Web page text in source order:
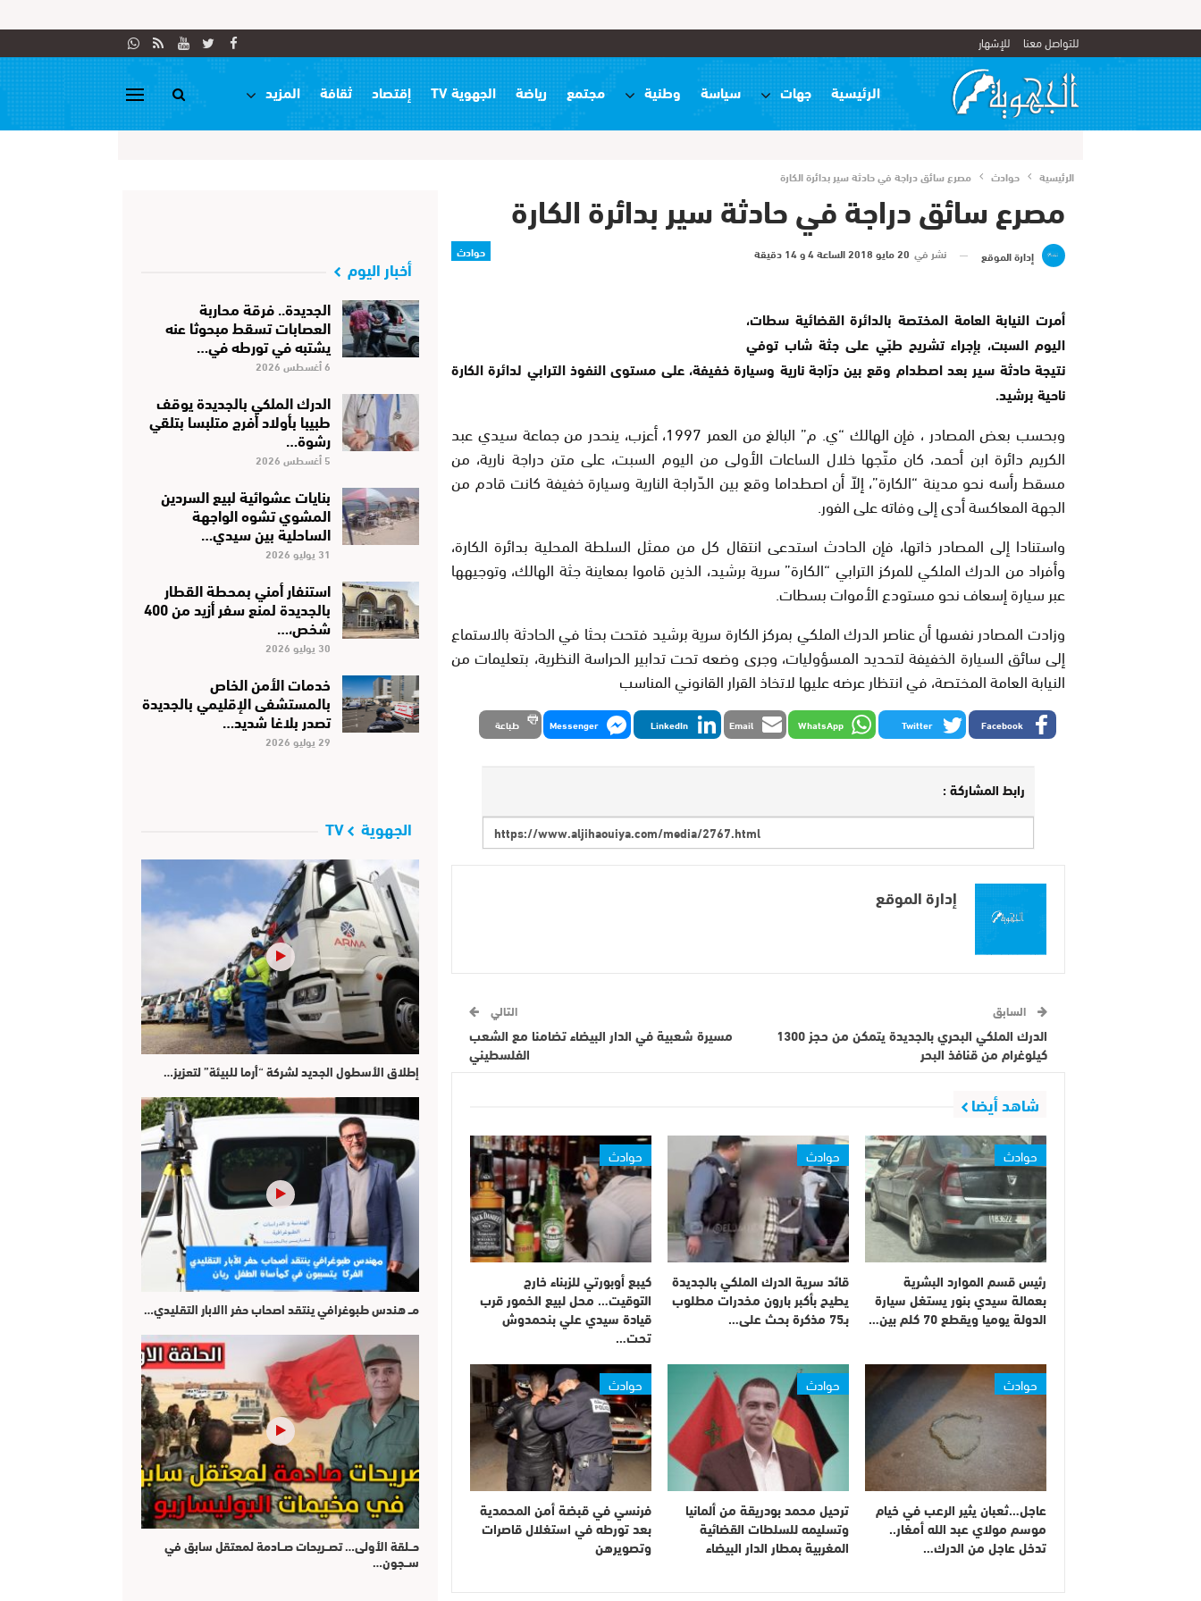
للتواصل معنا للإشهار
الرئيسية جهات سياسة وطنية مجتمع رياضة الجهوية TV إقتصاد ثقافة المزيد
الرئيسية حوادث مصرع سائق دراجة في حادثة سير بدائرة الكارة
مصرع سائق دراجة في حادثة سير بدائرة الكارة
حوادث إدارة الموقع نشر في 20 مايو 2018 الساعة 4 و 14 دقيقة
أمرت النيابة العامة المختصة بالدائرة القضائية سطات،
اليوم السبت، بإجراء تشريح طبّي على جثة شاب توفي
نتيجة حادثة سير بعد اصطدام وقع بين درّاجة نارية وسيارة خفيفة، على مستوى النفوذ الترابي لدائرة الكارة
ناحية برشيد.
وبحسب بعض المصادر ، فإن الهالك “ي. م” البالغ من العمر 1997، أعزب، ينحدر من جماعة سيدي عبد
الكريم دائرة ابن أحمد، كان متّجها خلال الساعات الأولى من اليوم السبت، على متن دراجة نارية، من
مسقط رأسه نحو مدينة “الكارة”، إلاّ أن اصطداما وقع بين الدّراجة النارية وسيارة خفيفة كانت قادم من
الجهة المعاكسة أدى إلى وفاته على الفور.
واستنادا إلى المصادر ذاتها، فإن الحادث استدعى انتقال كل من ممثل السلطة المحلية بدائرة الكارة،
وأفراد من الدرك الملكي للمركز الترابي “الكارة” سرية برشيد، الذين قاموا بمعاينة جثة الهالك، وتوجيهها
عبر سيارة إسعاف نحو مستودع الأموات بسطات.
وزادت المصادر نفسها أن عناصر الدرك الملكي بمركز الكارة سرية برشيد فتحت بحثا في الحادثة بالاستماع
إلى سائق السيارة الخفيفة لتحديد المسؤوليات، وجرى وضعه تحت تدابير الحراسة النظرية، بتعليمات من
النيابة العامة المختصة، في انتظار عرضه عليها لاتخاذ القرار القانوني المناسب
Facebook
Twitter
WhatsApp
Email
LinkedIn
Messenger طباعة
رابط المشاركة :
إدارة الموقع
السابق
الدرك الملكي البحري بالجديدة يتمكن من حجز 1300
كيلوغرام من قنافذ البحر
التالي
مسيرة شعبية في الدار البيضاء تضامنا مع الشعب
الفلسطيني
شاهد أيضا
حوادث
رئيس قسم الموارد البشرية
بعمالة سيدي بنور يستغل سيارة
الدولة يوميا ويقطع 70 كلم بين…
حوادث
قائد سرية الدرك الملكي بالجديدة
يطيح بأكبر بارون مخدرات مطلوب
بـ75 مذكرة بحث على…
حوادث
كيبع أوبورتي للزبناء خارج
التوقيت… محل لبيع الخمور قرب
قيادة سيدي علي بنحمدوش
تحت…
حوادث
عاجل…ثعبان يثير الرعب في خيام
موسم مولاي عبد الله أمغار..
تدخل عاجل من الدرك…
حوادث
ترحيل محمد بودريقة من ألمانيا
وتسليمه للسلطات القضائية
المغربية بمطار الدار البيضاء
حوادث
فرنسي في قبضة أمن المحمدية
بعد تورطه في استغلال قاصرات
وتصويرهن
أخبار اليوم
الجديدة.. فرقة محاربة
العصابات تسقط مبحوثا عنه
يشتبه في تورطه في…
6 أغسطس 2026
الدرك الملكي بالجديدة يوقف
طبيبا بأولاد أفرج متلبسا بتلقي
رشوة…
5 أغسطس 2026
بنايات عشوائية لبيع السردين
المشوي تشوه الواجهة
الساحلية بين سيدي…
31 يوليو 2026
استنفار أمني بمحطة القطار
بالجديدة لمنع سفر أزيد من 400
شخص،…
30 يوليو 2026
خدمات الأمن الخاص
بالمستشفى الإقليمي بالجديدة
تصدر بلاغا شديد…
29 يوليو 2026
الجهوية TV
إطلاق الأسطول الجديد لشركة “أرما للبيئة” لتعزيز…
مــ هندس طبوغرافي ينتقد اصحاب حفر االابار التقليدي…
حــلقة الأولى… تصــريحات صــادمة لمعتقل سابق في
ســجون…